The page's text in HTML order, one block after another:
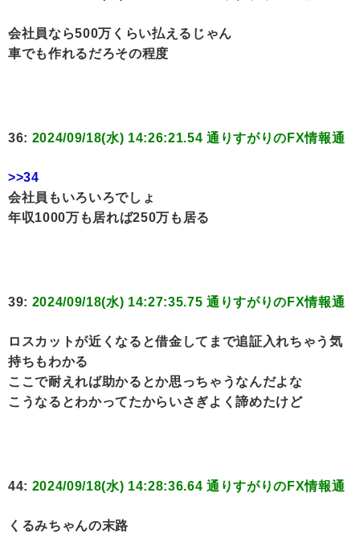
会社員なら500万くらい払えるじゃん
車でも作れるだろその程度
36: 2024/09/18(水) 14:26:21.54 通りすがりのFX情報通
>>34
会社員もいろいろでしょ
年収1000万も居れば250万も居る
39: 2024/09/18(水) 14:27:35.75 通りすがりのFX情報通
ロスカットが近くなると借金してまで追証入れちゃう気
持ちもわかる
ここで耐えれば助かるとか思っちゃうなんだよな
こうなるとわかってたからいさぎよく諦めたけど
44: 2024/09/18(水) 14:28:36.64 通りすがりのFX情報通
くるみちゃんの末路